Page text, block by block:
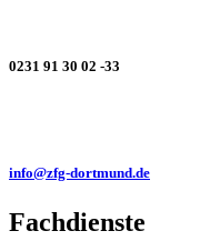
0231 91 30 02 -33
info@zfg-dortmund.de
Fachdienste